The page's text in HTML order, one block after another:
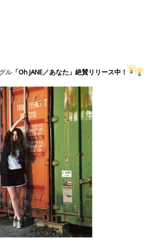
ル 「Oh JANE／あなた」絶賛リリース中！